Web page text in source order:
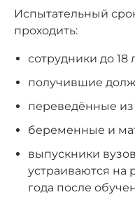
Испытательный
проходить:
сотрудники до 18
получившие
переведённые
беременные и
выпускники
устраиваются на
года после